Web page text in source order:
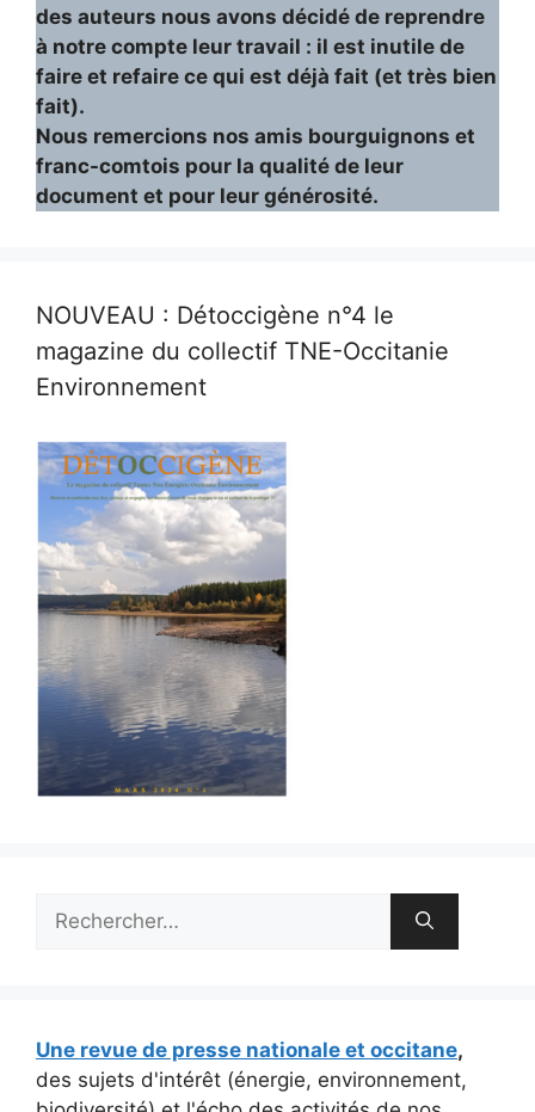
des auteurs nous avons décidé de reprendre
à notre compte leur travail : il est inutile de
faire et refaire ce qui est déjà fait (et très bien
fait).
Nous remercions nos amis bourguignons et
franc-comtois pour la qualité de leur
document et pour leur générosité.
NOUVEAU : Détoccigène n°4 le
magazine du collectif TNE-Occitanie
Environnement
Une revue de presse nationale et occitane,
des sujets d'intérêt (énergie, environnement,